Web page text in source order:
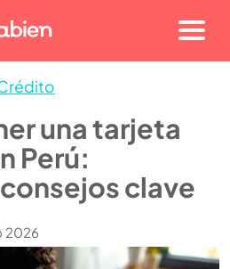
una tarjeta
Perú:
clave
2026